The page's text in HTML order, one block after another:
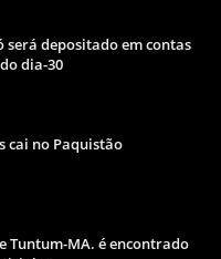
será depositado em contas
dia-30
cai no Paquistão
Tuntum-MA. é encontrado